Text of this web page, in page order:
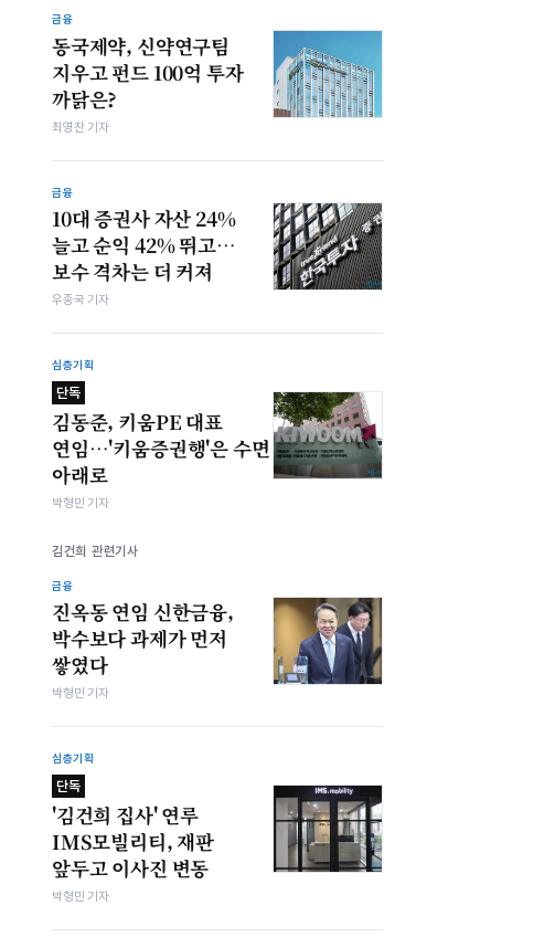
금융
동국제약, 신약연구팀
지우고 펀드 100억 투자
까닭은?
최영찬 기자
금융
10대 증권사 자산 24%
늘고 순익 42% 뛰고…
보수 격차는 더 커져
우종국 기자
심층기획
단독
김동준, 키움PE 대표
연임…'키움증권행'은 수면
아래로
박형민 기자
김건희 관련기사
금융
진옥동 연임 신한금융,
박수보다 과제가 먼저
쌓였다
박형민 기자
심층기획
단독
'김건희 집사' 연루
IMS모빌리티, 재판
앞두고 이사진 변동
박형민 기자